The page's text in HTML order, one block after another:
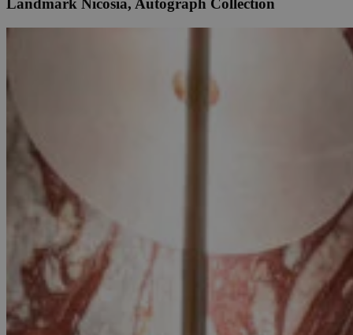
Landmark Nicosia, Autograph Collection